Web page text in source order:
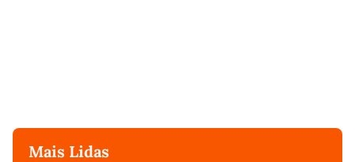
Mais Lidas